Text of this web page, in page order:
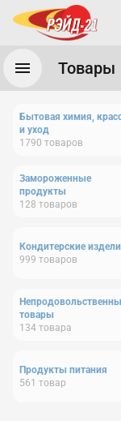
Товары
Бытовая химия,
и уход
1790 товаров
Замороженные
продукты
128 товаров
Кондитерские
999 товаров
товары
134 товара
Продукты питания
561 товар